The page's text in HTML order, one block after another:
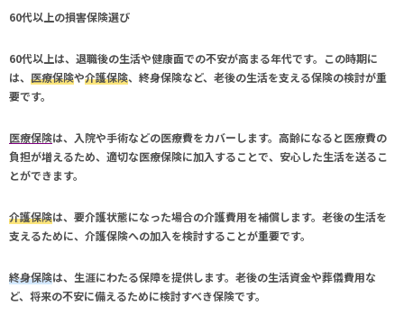
60代以上の損害保険選び
60代以上は、退職後の生活や健康面での不安が高まる年代です。この時期に
は、 医療保険や介護保険、 終身保険など、老後の生活を支える保険の検討が重
要です。
医療保険は、入院や手術などの医療費をカバーします。高齢になると医療費の
負担が増えるため、適切な医療保険に加入することで、安心した生活を送るこ
とができます。
介護保険は、要介護状態になった場合の介護費用を補償します。老後の生活を
支えるために、介護保険への加入を検討することが重要です。
終身保険は、生涯にわたる保障を提供します。老後の生活資金や葬儀費用な
ど、将来の不安に備えるために検討すべき保険です。